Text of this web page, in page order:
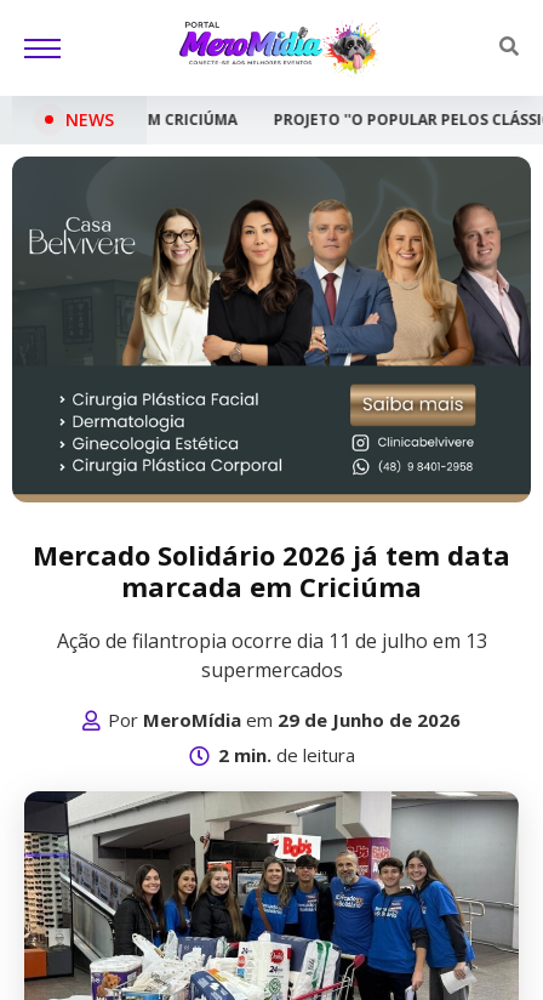
NEWS
PROJETO ''O POPULAR PELOS CLÁSSICOS'' LEVA CONCERTO
Mercado Solidário 2026 já tem data
marcada em Criciúma
Ação de filantropia ocorre dia 11 de julho em 13
supermercados
Por MeroMídia em 29 de Junho de 2026
2 min.de leitura